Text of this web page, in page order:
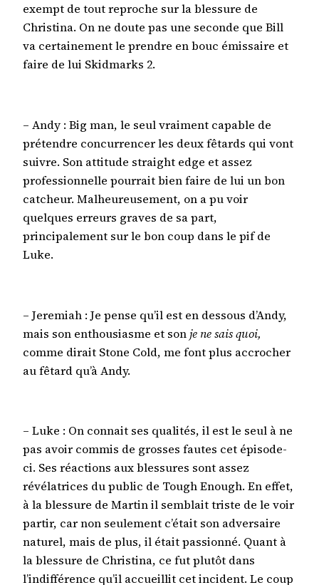
exempt de tout reproche sur la blessure de
Christina. On ne doute pas une seconde que Bill
va certainement le prendre en bouc émissaire et
faire de lui Skidmarks 2.
– Andy : Big man, le seul vraiment capable de
prétendre concurrencer les deux fêtards qui vont
suivre. Son attitude straight edge et assez
professionnelle pourrait bien faire de lui un bon
catcheur. Malheureusement, on a pu voir
quelques erreurs graves de sa part,
principalement sur le bon coup dans le pif de
Luke.
– Jeremiah : Je pense qu’il est en dessous d’Andy,
mais son enthousiasme et son je ne sais quoi,
comme dirait Stone Cold, me font plus accrocher
au fêtard qu’à Andy.
– Luke : On connait ses qualités, il est le seul à ne
pas avoir commis de grosses fautes cet épisode-
ci. Ses réactions aux blessures sont assez
révélatrices du public de Tough Enough. En effet,
à la blessure de Martin il semblait triste de le voir
partir, car non seulement c’était son adversaire
naturel, mais de plus, il était passionné. Quant à
la blessure de Christina, ce fut plutôt dans
l’indifférence qu’il accueillit cet incident. Le coup